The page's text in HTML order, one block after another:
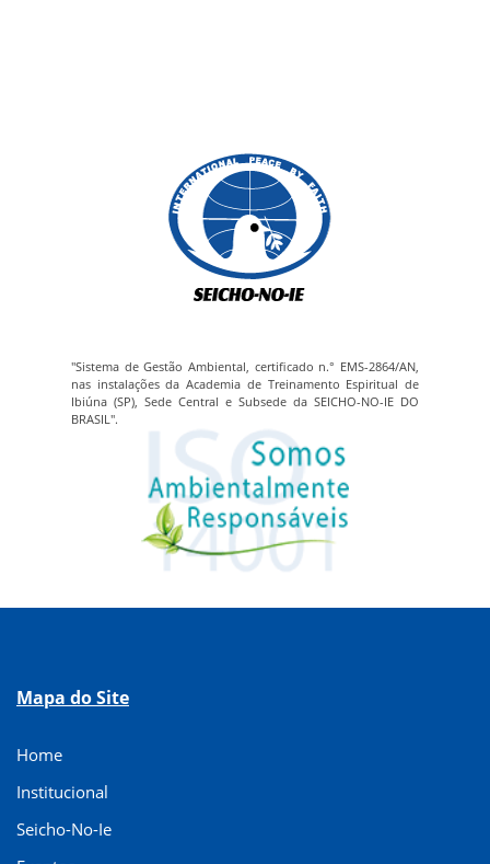
"Sistema de Gestão Ambiental, certificado n.° EMS-2864/AN,
nas instalações da Academia de Treinamento Espiritual de
Ibiúna (SP), Sede Central e Subsede da SEICHO-NO-IE DO
BRASIL".
Mapa do Site
Home
Institucional
Seicho-No-Ie